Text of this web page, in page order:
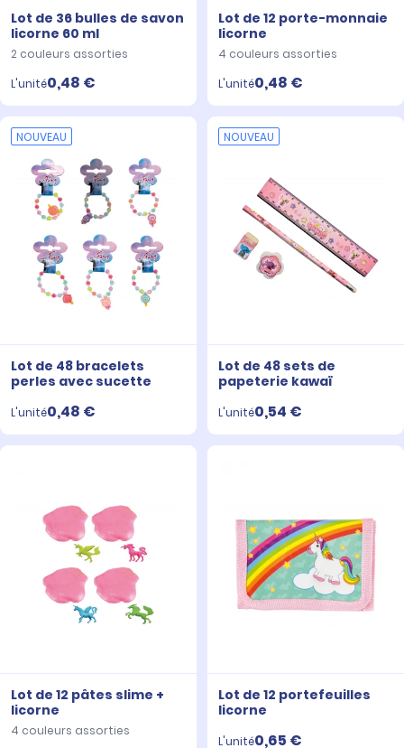
Lot de 36 bulles de savon
licorne 60 ml
2 couleurs assorties
L'unité0,48 €
Lot de 12 porte-monnaie
licorne
4 couleurs assorties
L'unité0,48 €
NOUVEAU
Lot de 48 bracelets
perles avec sucette
L'unité0,48 €
NOUVEAU
Lot de 48 sets de
papeterie kawaï
L'unité0,54 €
Lot de 12 pâtes slime +
licorne
4 couleurs assorties
Lot de 12 portefeuilles
licorne
L'unité0,65 €